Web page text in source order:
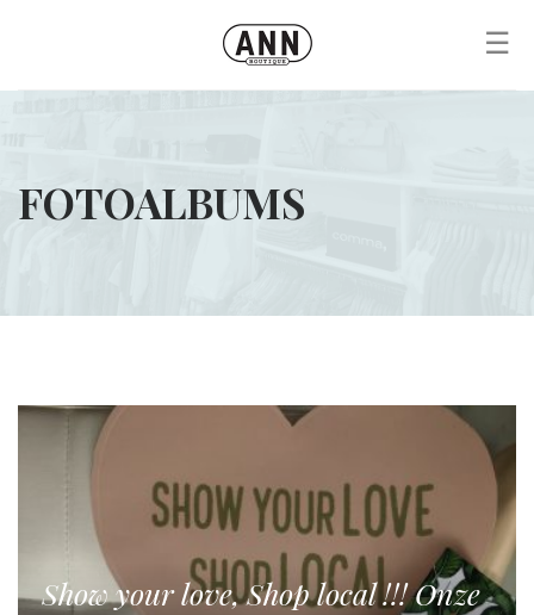
☰
FOTOALBUMS
Show your love, Shop local !!! Onze